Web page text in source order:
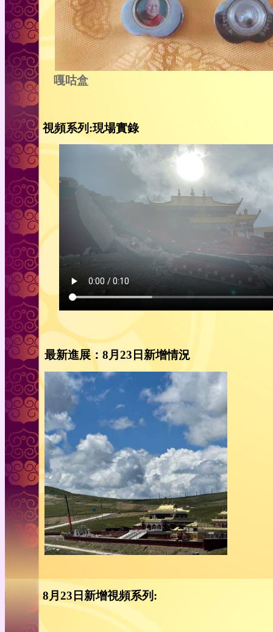
嘎咕盒
視頻系列:現場實錄
最新進展：8月23日新增情況
8月23日新增視頻系列: